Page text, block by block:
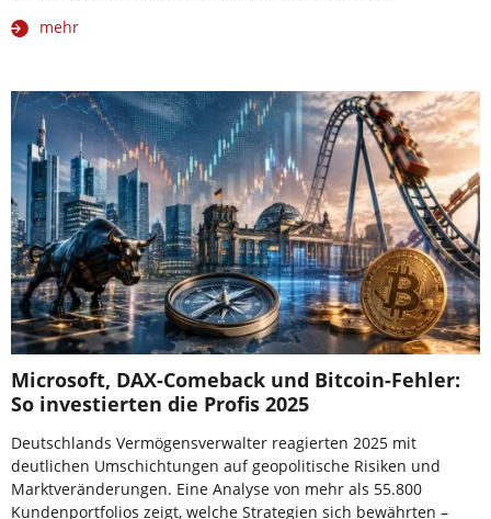
mehr
Microsoft, DAX-Comeback und Bitcoin-Fehler:
So investierten die Profis 2025
Deutschlands Vermögensverwalter reagierten 2025 mit
deutlichen Umschichtungen auf geopolitische Risiken und
Marktveränderungen. Eine Analyse von mehr als 55.800
Kundenportfolios zeigt, welche Strategien sich bewährten –